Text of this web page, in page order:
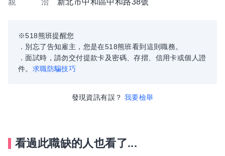
親 洽 新北市中和區中和路38號
※518熊班提醒您
．別忘了告知雇主，您是在518熊班看到這則職務。
．面試時，請勿交付提款卡及密碼、存摺、信用卡或個人證
件。 求職防騙技巧
發現資訊有誤？ 我要檢舉
看過此職缺的人也看了...